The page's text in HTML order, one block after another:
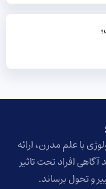
با علم مدرن، ارائه
افراد تحت تاثیر
و تحول برساند.